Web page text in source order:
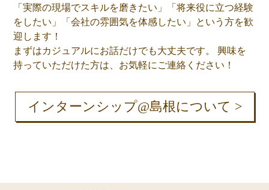
「実際の現場でスキルを磨きたい」「将来役に立つ経験
をしたい」「会社の雰囲気を体感したい」という方を歓
迎します！
まずはカジュアルにお話だけでも大丈夫です。 興味を
持っていただけた方は、お気軽にご連絡ください！
インターンシップ@島根について >